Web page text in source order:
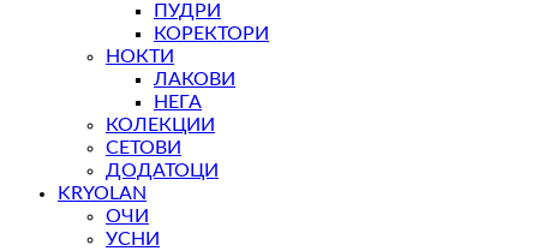
ПУДРИ
КОРЕКТОРИ
НОКТИ
ЛАКОВИ
НЕГА
КОЛЕКЦИИ
СЕТОВИ
ДОДАТОЦИ
KRYOLAN
ОЧИ
УСНИ